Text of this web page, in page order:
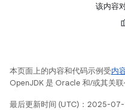
该内容
本页面上的内容和代码示例受内
OpenJDK 是 Oracle 和/或其关联
最后更新时间 (UTC)：2025-07-